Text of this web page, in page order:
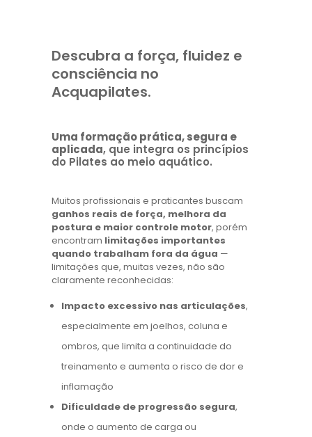
Descubra a força, fluidez e
consciência no
Acquapilates.
Uma formação prática, segura e
aplicada, que integra os princípios
do Pilates ao meio aquático.
Muitos profissionais e praticantes buscam
ganhos reais de força, melhora da
postura e maior controle motor, porém
encontram limitações importantes
quando trabalham fora da água —
limitações que, muitas vezes, não são
claramente reconhecidas:
Impacto excessivo nas articulações,
especialmente em joelhos, coluna e
ombros, que limita a continuidade do
treinamento e aumenta o risco de dor e
inflamação
Dificuldade de progressão segura,
onde o aumento de carga ou